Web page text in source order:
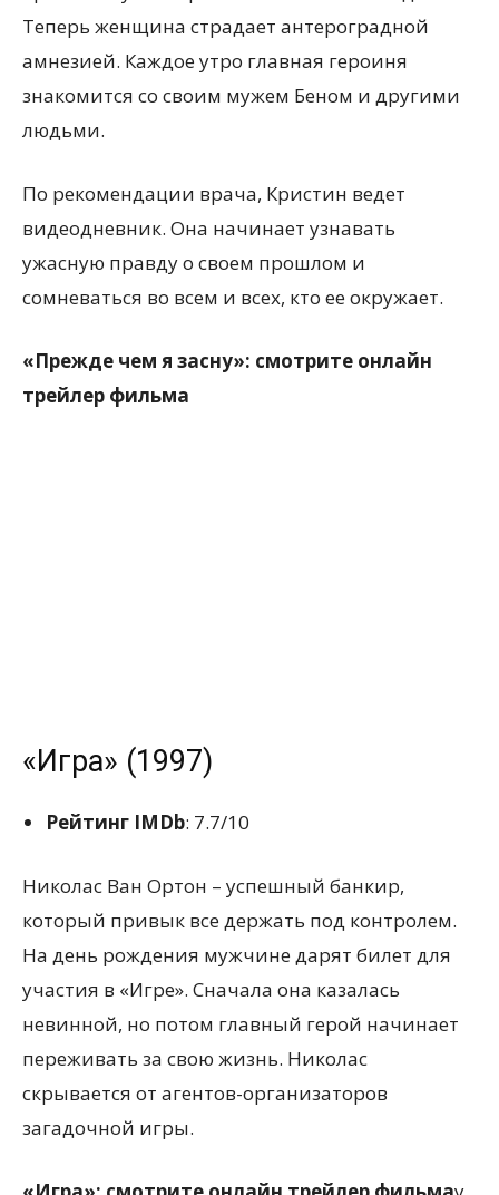
Теперь женщина страдает антероградной
амнезией. Каждое утро главная героиня
знакомится со своим мужем Беном и другими
людьми.
По рекомендации врача, Кристин ведет
видеодневник. Она начинает узнавать
ужасную правду о своем прошлом и
сомневаться во всем и всех, кто ее окружает.
«Прежде чем я засну»: смотрите онлайн
трейлер фильма
«Игра» (1997)
Рейтинг IMDb: 7.7/10
Николас Ван Ортон – успешный банкир,
который привык все держать под контролем.
На день рождения мужчине дарят билет для
участия в «Игре». Сначала она казалась
невинной, но потом главный герой начинает
переживать за свою жизнь. Николас
скрывается от агентов-организаторов
загадочной игры.